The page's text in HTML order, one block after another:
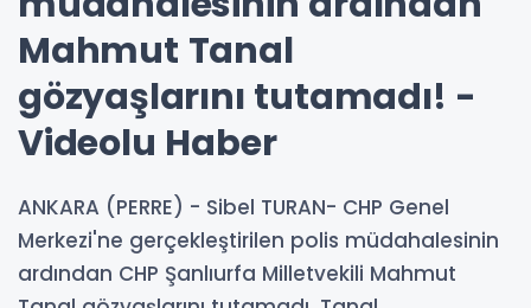
Mahmut Tanal
gözyaşlarını tutamadı! -
Videolu Haber
ANKARA (PERRE) - Sibel TURAN- CHP Genel
Merkezi'ne gerçekleştirilen polis müdahalesinin
ardından CHP Şanlıurfa Milletvekili Mahmut